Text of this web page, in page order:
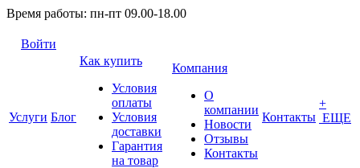
Время работы: пн-пт 09.00-18.00
Войти
Услуги Блог
Как купить
Условия
оплаты
Условия
доставки
Гарантия
на товар
Компания
О
компании
Новости
Отзывы
Контакты
Контакты
+
ЕЩЕ